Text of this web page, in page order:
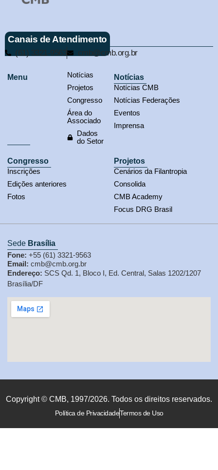
Canais de Atendimento
(61) 3321-9563 cmb@cmb.org.br
Menu
Notícias
Projetos
Congresso
Área do
Associado
Dados
do Setor
Notícias
Notícias CMB
Notícias Federações
Eventos
Imprensa
Congresso
Inscrições
Edições anteriores
Fotos
Projetos
Cenários da Filantropia
Consolida
CMB Academy
Focus DRG Brasil
Sede Brasília
Fone: +55 (61) 3321-9563
Email: cmb@cmb.org.br
Endereço: SCS Qd. 1, Bloco I, Ed. Central, Salas 1202/1207
Brasília/DF
Copyright © CMB, 1997/2026. Todos os direitos reservados.
Política de PrivacidadeTermos de Uso